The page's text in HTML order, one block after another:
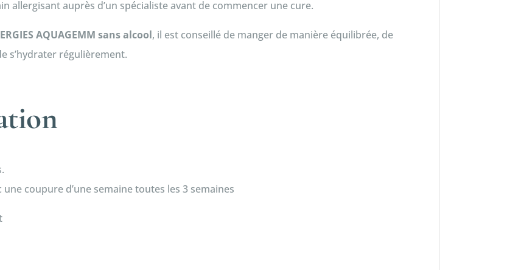
allergisant auprès d’un spécialiste avant de commencer une cure.
AQUAGEMM sans alcool, il est conseillé de manger de manière équilibrée, de
s’hydrater régulièrement.
coupure d’une semaine toutes les 3 semaines